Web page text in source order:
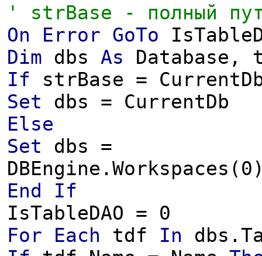
' strBase - полный
On
Error GoTo
Dim dbs As
If strBase =
Set dbs = CurrentDb
Else
Set dbs =
End
If
IsTableDAO = 0
For
Each tdf In